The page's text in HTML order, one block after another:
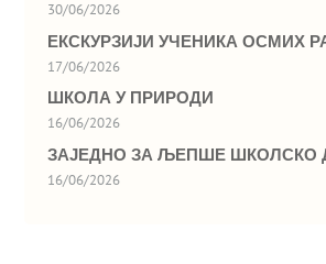
30/06/2026
ЕКСКУРЗИЈИ УЧЕНИКА ОСМИХ
17/06/2026
ШКОЛА У ПРИРОДИ
16/06/2026
ЗАЈЕДНО ЗА ЉЕПШЕ ШКОЛСКО
16/06/2026